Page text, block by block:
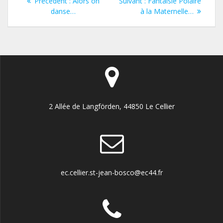
précédent
danse…
suivant
à la Maternelle…
2 Allée de Langförden, 44850 Le Cellier
ec.cellier.st-jean-bosco@ec44.fr